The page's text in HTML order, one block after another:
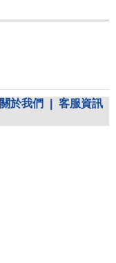
關於我們
客服資訊